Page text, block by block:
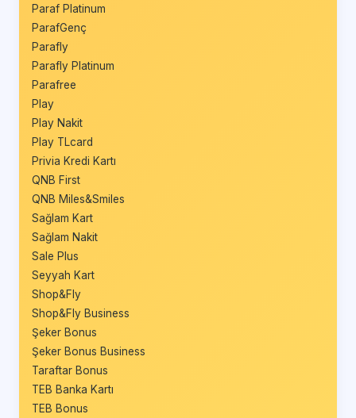
Paraf Platinum
ParafGenç
Parafly
Parafly Platinum
Parafree
Play
Play Nakit
Play TLcard
Privia Kredi Kartı
QNB First
QNB Miles&Smiles
Sağlam Kart
Sağlam Nakit
Sale Plus
Seyyah Kart
Shop&Fly
Shop&Fly Business
Şeker Bonus
Şeker Bonus Business
Taraftar Bonus
TEB Banka Kartı
TEB Bonus